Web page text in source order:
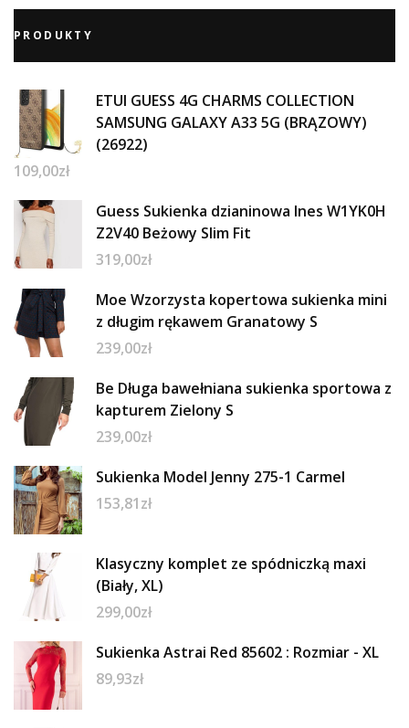
PRODUKTY
ETUI GUESS 4G CHARMS COLLECTION
SAMSUNG GALAXY A33 5G (BRĄZOWY)
(26922)
109,00zł
Guess Sukienka dzianinowa Ines W1YK0H
Z2V40 Beżowy Slim Fit
319,00zł
Moe Wzorzysta kopertowa sukienka mini
z długim rękawem Granatowy S
239,00zł
Be Długa bawełniana sukienka sportowa z
kapturem Zielony S
239,00zł
Sukienka Model Jenny 275-1 Carmel
153,81zł
Klasyczny komplet ze spódniczką maxi
(Biały, XL)
299,00zł
Sukienka Astrai Red 85602 : Rozmiar - XL
89,93zł